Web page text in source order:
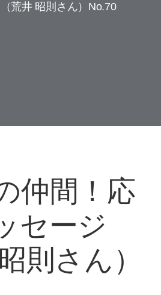
荒井 昭則さん）No.70
仲間！応
セージ
則 さん）